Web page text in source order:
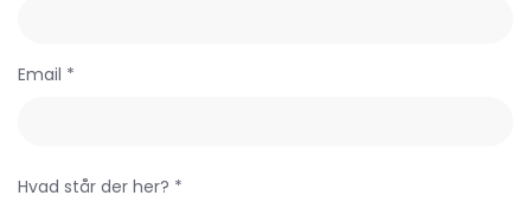
Email *
Hvad står der her? *